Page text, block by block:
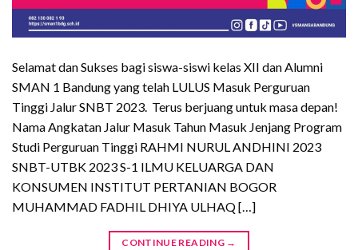
Selamat dan Sukses bagi siswa-siswi kelas XII dan Alumni
SMAN 1 Bandung yang telah LULUS Masuk Perguruan
Tinggi Jalur SNBT 2023. Terus berjuang untuk masa depan!
Nama Angkatan Jalur Masuk Tahun Masuk Jenjang Program
Studi Perguruan Tinggi RAHMI NURUL ANDHINI 2023
SNBT-UTBK 2023 S-1 ILMU KELUARGA DAN
KONSUMEN INSTITUT PERTANIAN BOGOR
MUHAMMAD FADHIL DHIYA ULHAQ […]
CONTINUE READING →